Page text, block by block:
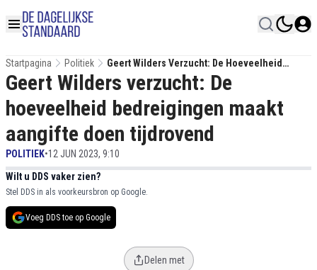
Startpagina Politiek
Geert Wilders Verzucht: De Hoeveelheid
Bedreigingen Maakt Aangifte Doen Tijdrovend
Geert Wilders verzucht: De
hoeveelheid bedreigingen maakt
aangifte doen tijdrovend
POLITIEK•12 JUN 2023, 9:10
Wilt u DDS vaker zien?
Stel DDS in als voorkeursbron op Google.
Voeg DDS toe op Google
Delen met